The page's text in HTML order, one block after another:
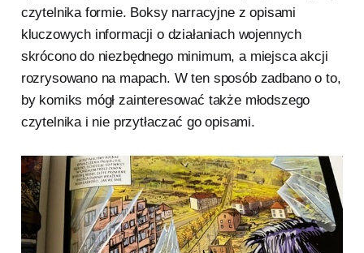
czytelnika formie. Boksy narracyjne z opisami
kluczowych informacji o działaniach wojennych
skrócono do niezbędnego minimum, a miejsca akcji
rozrysowano na mapach. W ten sposób zadbano o to,
by komiks mógł zainteresować także młodszego
czytelnika i nie przytłaczać go opisami.